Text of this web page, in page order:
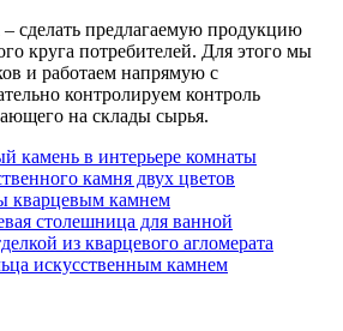
сделать предлагаемую продукцию
круга потребителей. Для этого мы
и работаем напрямую с
контролируем контроль
на склады сырья.